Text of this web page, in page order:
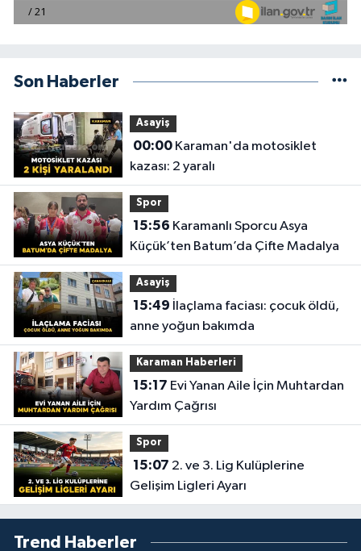
Son Haberler
Asayiş
00:00Karaman'da motosiklet
kazası: 2 yaralı
Spor
15:56
Küçük’ten Batum’da Çifte Madalya
Asayiş
15:49
anne yoğun bakımda
Karaman Haberleri
15:17
Yardım Çağrısı
Spor
15:07
Gelişim Ligleri Ayarı
Trend Haberler